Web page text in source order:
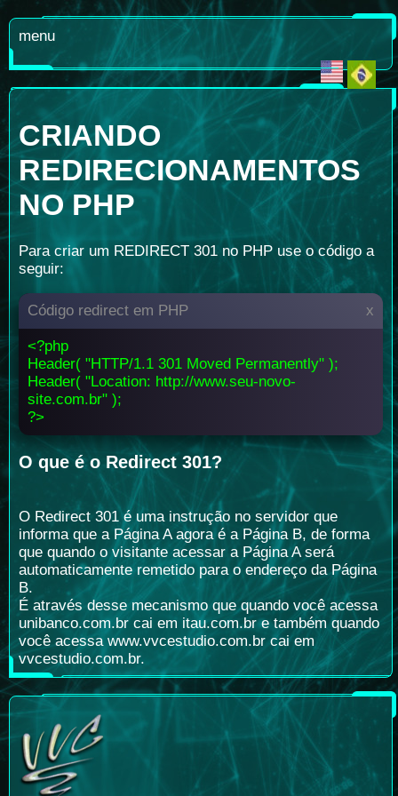
menu
CRIANDO
REDIRECIONAMENTOS
NO PHP
Para criar um REDIRECT 301 no PHP use o código a
seguir:
Código redirect em PHP x
<?php
Header( "HTTP/1.1 301 Moved Permanently" );
Header( "Location: http://www.seu-novo-
site.com.br" );
?>
O que é o Redirect 301?
O Redirect 301 é uma instrução no servidor que
informa que a Página A agora é a Página B, de forma
que quando o visitante acessar a Página A será
automaticamente remetido para o endereço da Página
B.
É através desse mecanismo que quando você acessa
unibanco.com.br cai em itau.com.br e também quando
você acessa www.vvcestudio.com.br cai em
vvcestudio.com.br.